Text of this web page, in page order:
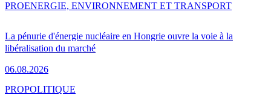
La pénurie d'énergie nucléaire en Hongrie ouvre la voie à la
libéralisation du marché
06.08.2026
PROENERGIE, ENVIRONNEMENT ET TRANSPORT
PROPOLITIQUE